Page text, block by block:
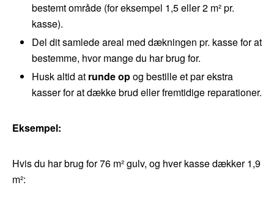
bestemt område (for eksempel 1,5 eller 2 m² pr.
kasse).
Del dit samlede areal med dækningen pr. kasse for at
bestemme, hvor mange du har brug for.
Husk altid at runde opog bestille et par ekstra
kasser for at dække brud eller fremtidige reparationer.
Eksempel:
Hvis du har brug for 76 m² gulv, og hver kasse dækker 1,9
m²: